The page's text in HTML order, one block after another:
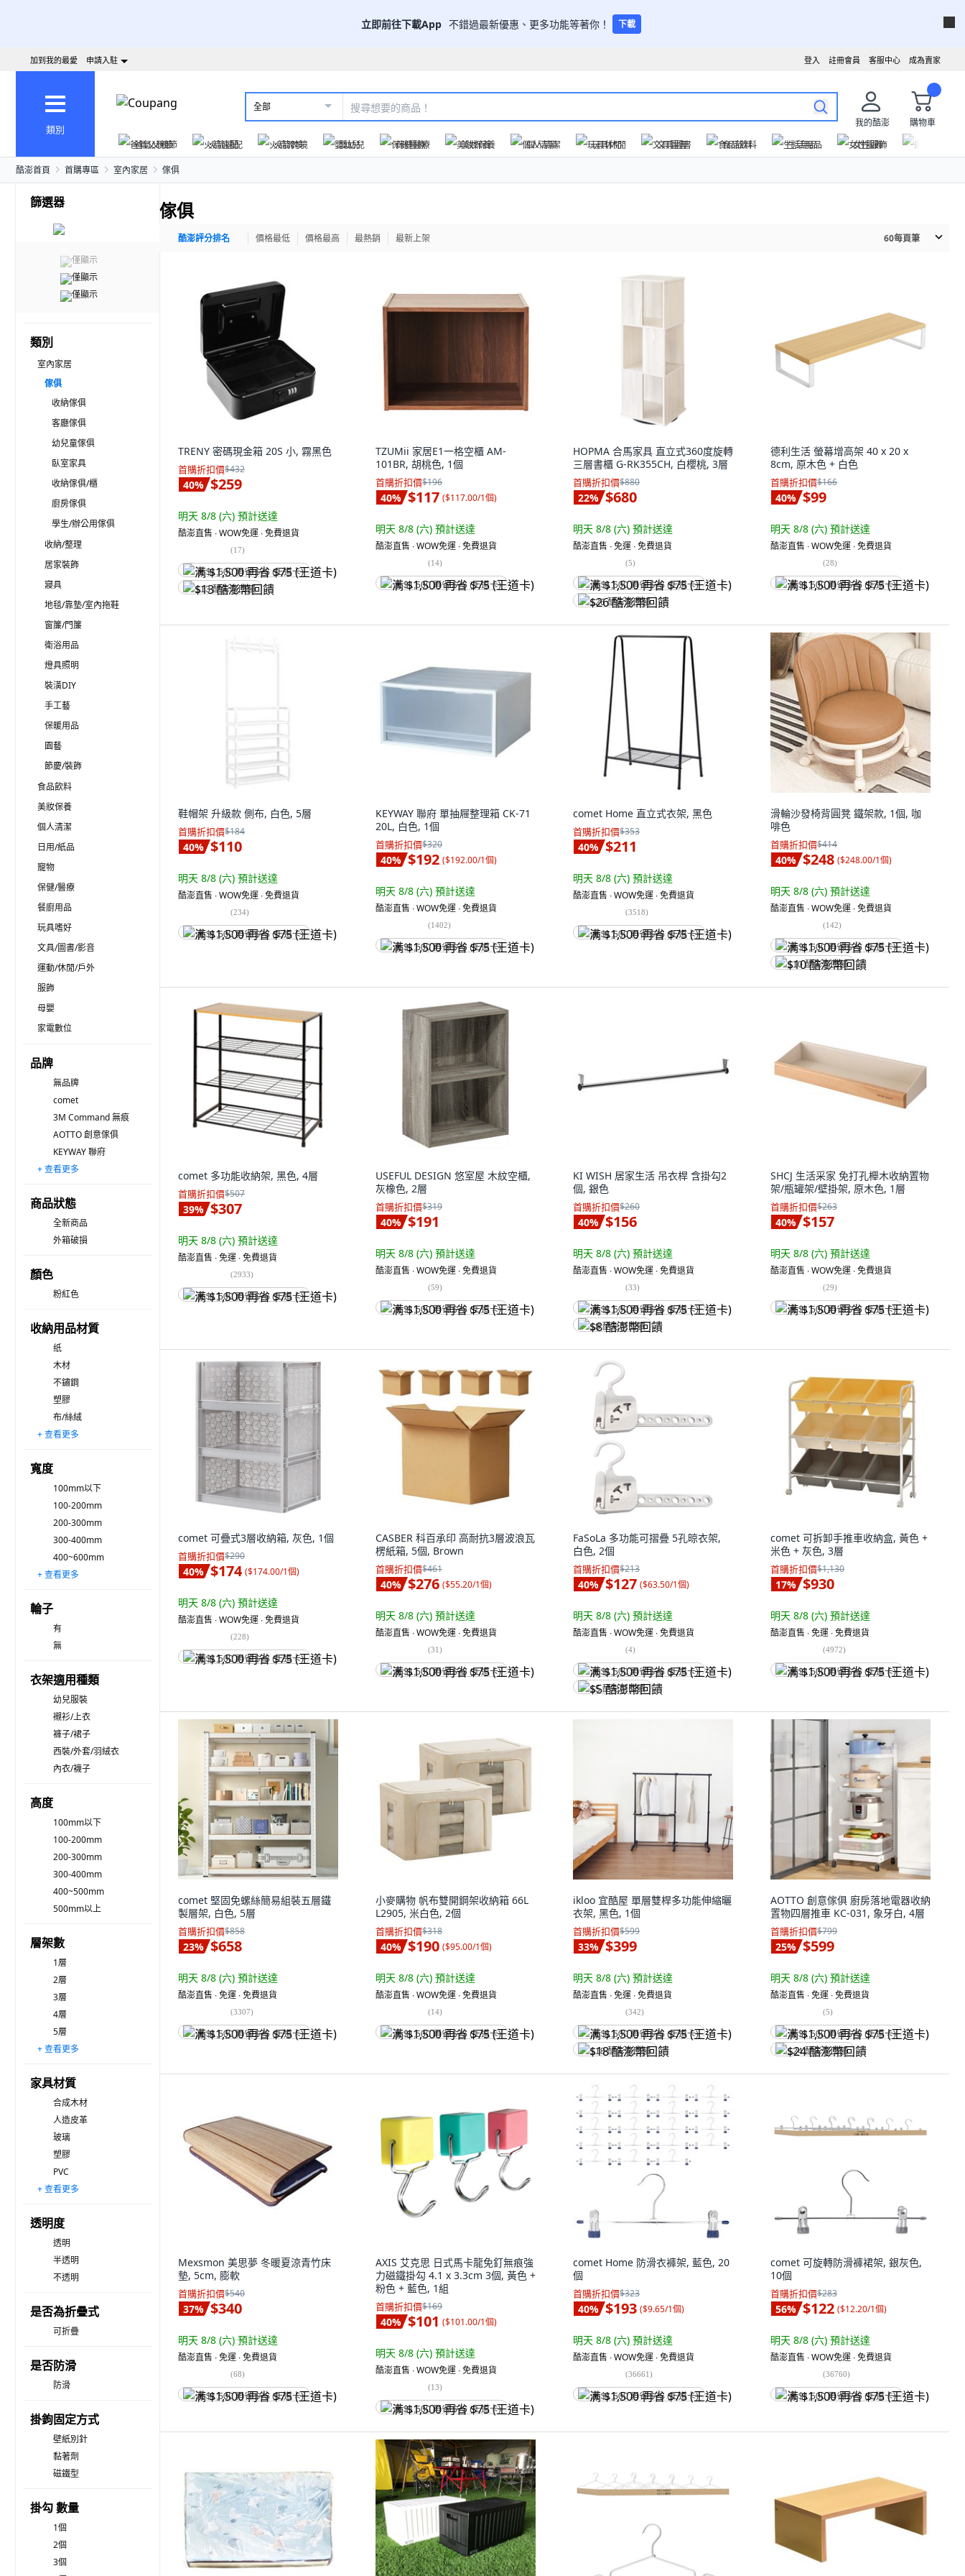
立即前往下載App 不錯過最新優惠、更多功能等著你！ 下載
成為賣家
客服中心
註冊會員
登入
加到我的最愛 申請入駐
類別
全部
我的酷澎
購物車
爸氣父親節
火箭速配 火箭跨境 嬰幼兒 保健醫療 美妝保養 個人清潔 玩具休閒 文具圖書 食品飲料 生活用品 女性服飾
酷澎首頁 首購專區 室內家居 傢俱
篩選器
僅顯示
僅顯示
僅顯示
類別
室內家居
傢俱
收納傢俱
客廳傢俱
幼兒童傢俱
臥室家具
收納傢俱/櫃
廚房傢俱
學生/辦公用傢俱
收納/整理
居家裝飾
寢具
地毯/靠墊/室內拖鞋
窗簾/門簾
衛浴用品
燈具照明
裝潢DIY
手工藝
保暖用品
園藝
節慶/裝飾
食品飲料
美妝保養
個人清潔
日用/紙品
寵物
保健/醫療
餐廚用品
玩具嗜好
文具/圖書/影音
運動/休閒/戶外
服飾
母嬰
家電數位
品牌
無品牌
comet
3M Command 無痕
AOTTO 創意傢俱
KEYWAY 聯府
KI WISH 居家生活
HOPMA 合馬家具
小麥購物
BangJiaShi 幫家適
咪咪購物
Lofor 樂活生活家
寢室安居
Wanadone
BEARBED 熊棉
DSP
SHIMOYAMA
Mexsmon 美思夢
DeLi Life 德利生活
ikloo 宜酷屋
The Zari
+ 查看更多
商品狀態
全新商品
外箱破損
顏色
粉紅色
收納用品材質
纸
木材
不鏽鋼
塑膠
布/絲絨
PVC
壓克力
其他
金屬
尼龍
聚酯纖維
+ 查看更多
寬度
100mm以下
100-200mm
200-300mm
300-400mm
400~600mm
600~800mm
800~1,000mm
1,000~1200mm
1,200~1,500mm
1,500mm~1,800mm
1800~2,000mm
2,000mm 以上
+ 查看更多
輪子
有
無
衣架適用種類
幼兒服裝
襯衫/上衣
褲子/裙子
西裝/外套/羽絨衣
內衣/襪子
高度
100mm以下
100-200mm
200-300mm
300-400mm
400~500mm
500mm以上
層架數
1層
2層
3層
4層
5層
6層
7層
8層
9層
10層
11層以上
+ 查看更多
家具材質
合成木材
人造皮革
玻璃
塑膠
PVC
PP
PU
+ 查看更多
透明度
透明
半透明
不透明
是否為折疊式
可折疊
是否防滑
防滑
掛鉤固定方式
壁紙別針
黏著劑
磁鐵型
掛勾 數量
1個
2個
3個
傢俱
酷澎評分排名 價格最低 價格最高 最熱銷 最新上架 60每頁筆
TRENY 密碼現金箱 20S 小, 霧黑色
首購折扣價$432
40% $259
明天 8/8 (六) 預計送達
酷澎直售 ∙ WOW免運 ∙ 免費退貨
(17)
满 $1,500 再省 $75 (王道卡)
$13 酷澎幣回饋
TZUMii 家居E1一格空櫃 AM-
101BR, 胡桃色, 1個
首購折扣價$196
40% $117 ($117.00/1個)
明天 8/8 (六) 預計送達
酷澎直售 ∙ WOW免運 ∙ 免費退貨
(14)
满 $1,500 再省 $75 (王道卡)
HOPMA 合馬家具 直立式360度旋轉
三層書櫃 G-RK355CH, 白櫻桃, 3層
首購折扣價$880
22% $680
明天 8/8 (六) 預計送達
酷澎直售 ∙ 免運 ∙ 免費退貨
(5)
满 $1,500 再省 $75 (王道卡)
$26 酷澎幣回饋
德利生活 螢幕增高架 40 x 20 x
8cm, 原木色 + 白色
首購折扣價$166
40% $99
明天 8/8 (六) 預計送達
酷澎直售 ∙ WOW免運 ∙ 免費退貨
(28)
满 $1,500 再省 $75 (王道卡)
鞋帽架 升級款 側布, 白色, 5層
首購折扣價$184
40% $110
明天 8/8 (六) 預計送達
酷澎直售 ∙ WOW免運 ∙ 免費退貨
(234)
满 $1,500 再省 $75 (王道卡)
KEYWAY 聯府 單抽屜整理箱 CK-71
20L, 白色, 1個
首購折扣價$320
40% $192 ($192.00/1個)
明天 8/8 (六) 預計送達
酷澎直售 ∙ WOW免運 ∙ 免費退貨
(1402)
满 $1,500 再省 $75 (王道卡)
comet Home 直立式衣架, 黑色
首購折扣價$353
40% $211
明天 8/8 (六) 預計送達
酷澎直售 ∙ WOW免運 ∙ 免費退貨
(3518)
满 $1,500 再省 $75 (王道卡)
滑輪沙發椅背圓凳 鐵架款, 1個, 咖
啡色
首購折扣價$414
40% $248 ($248.00/1個)
明天 8/8 (六) 預計送達
酷澎直售 ∙ WOW免運 ∙ 免費退貨
(142)
满 $1,500 再省 $75 (王道卡)
$10 酷澎幣回饋
comet 多功能收納架, 黑色, 4層
首購折扣價$507
39% $307
明天 8/8 (六) 預計送達
酷澎直售 ∙ 免運 ∙ 免費退貨
(2933)
满 $1,500 再省 $75 (王道卡)
USEFUL DESIGN 悠室屋 木紋空櫃,
灰橡色, 2層
首購折扣價$319
40% $191
明天 8/8 (六) 預計送達
酷澎直售 ∙ WOW免運 ∙ 免費退貨
(59)
满 $1,500 再省 $75 (王道卡)
KI WISH 居家生活 吊衣桿 含掛勾2
個, 銀色
首購折扣價$260
40% $156
明天 8/8 (六) 預計送達
酷澎直售 ∙ WOW免運 ∙ 免費退貨
(33)
满 $1,500 再省 $75 (王道卡)
$8 酷澎幣回饋
SHCJ 生活采家 免打孔櫸木收納置物
架/瓶罐架/壁掛架, 原木色, 1層
首購折扣價$263
40% $157
明天 8/8 (六) 預計送達
酷澎直售 ∙ WOW免運 ∙ 免費退貨
(29)
满 $1,500 再省 $75 (王道卡)
comet 可疊式3層收納箱, 灰色, 1個
首購折扣價$290
40% $174 ($174.00/1個)
明天 8/8 (六) 預計送達
酷澎直售 ∙ WOW免運 ∙ 免費退貨
(228)
满 $1,500 再省 $75 (王道卡)
CASBER 科百承印 高耐抗3層波浪瓦
楞紙箱, 5個, Brown
首購折扣價$461
40% $276 ($55.20/1個)
明天 8/8 (六) 預計送達
酷澎直售 ∙ WOW免運 ∙ 免費退貨
(31)
满 $1,500 再省 $75 (王道卡)
FaSoLa 多功能可摺疊 5孔晾衣架,
白色, 2個
首購折扣價$213
40% $127 ($63.50/1個)
明天 8/8 (六) 預計送達
酷澎直售 ∙ WOW免運 ∙ 免費退貨
(4)
满 $1,500 再省 $75 (王道卡)
$5 酷澎幣回饋
comet 可拆卸手推車收納盒, 黃色 +
米色 + 灰色, 3層
首購折扣價$1,130
17% $930
明天 8/8 (六) 預計送達
酷澎直售 ∙ 免運 ∙ 免費退貨
(4972)
满 $1,500 再省 $75 (王道卡)
comet 堅固免螺絲簡易組裝五層鐵
製層架, 白色, 5層
首購折扣價$858
23% $658
明天 8/8 (六) 預計送達
酷澎直售 ∙ 免運 ∙ 免費退貨
(3307)
满 $1,500 再省 $75 (王道卡)
小麥購物 帆布雙開鋼架收納箱 66L
L2905, 米白色, 2個
首購折扣價$318
40% $190 ($95.00/1個)
明天 8/8 (六) 預計送達
酷澎直售 ∙ WOW免運 ∙ 免費退貨
(14)
满 $1,500 再省 $75 (王道卡)
ikloo 宜酷屋 單層雙桿多功能伸縮曬
衣架, 黑色, 1個
首購折扣價$599
33% $399
明天 8/8 (六) 預計送達
酷澎直售 ∙ 免運 ∙ 免費退貨
(342)
满 $1,500 再省 $75 (王道卡)
$18 酷澎幣回饋
AOTTO 創意傢俱 廚房落地電器收納
置物四層推車 KC-031, 象牙白, 4層
首購折扣價$799
25% $599
明天 8/8 (六) 預計送達
酷澎直售 ∙ 免運 ∙ 免費退貨
(5)
满 $1,500 再省 $75 (王道卡)
$24 酷澎幣回饋
Mexsmon 美思夢 冬暖夏涼青竹床
墊, 5cm, 膨軟
首購折扣價$540
37% $340
明天 8/8 (六) 預計送達
酷澎直售 ∙ 免運 ∙ 免費退貨
(68)
满 $1,500 再省 $75 (王道卡)
AXIS 艾克思 日式馬卡龍免釘無痕強
力磁鐵掛勾 4.1 x 3.3cm 3個, 黃色 +
粉色 + 藍色, 1組
首購折扣價$169
40% $101 ($101.00/1個)
明天 8/8 (六) 預計送達
酷澎直售 ∙ WOW免運 ∙ 免費退貨
(13)
满 $1,500 再省 $75 (王道卡)
comet Home 防滑衣褲架, 藍色, 20
個
首購折扣價$323
40% $193 ($9.65/1個)
明天 8/8 (六) 預計送達
酷澎直售 ∙ WOW免運 ∙ 免費退貨
(36661)
满 $1,500 再省 $75 (王道卡)
comet 可旋轉防滑褲裙架, 銀灰色,
10個
首購折扣價$283
56% $122 ($12.20/1個)
明天 8/8 (六) 預計送達
酷澎直售 ∙ WOW免運 ∙ 免費退貨
(36760)
满 $1,500 再省 $75 (王道卡)